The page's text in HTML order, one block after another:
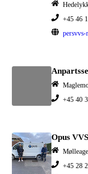
+45 46
+45 40
Opus VVS
+45 28